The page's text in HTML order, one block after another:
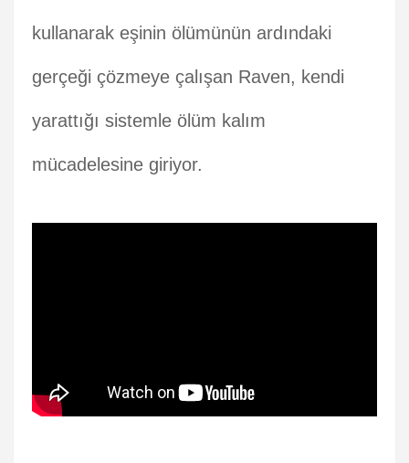
kullanarak eşinin ölümünün ardındaki
gerçeği çözmeye çalışan Raven, kendi
yarattığı sistemle ölüm kalım
mücadelesine giriyor.